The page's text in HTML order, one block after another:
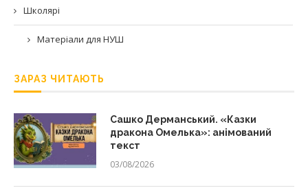
Школярі
Матеріали для НУШ
ЗАРАЗ ЧИТАЮТЬ
Сашко Дерманський. «Казки
дракона Омелька»: анімований
текст
03/08/2026